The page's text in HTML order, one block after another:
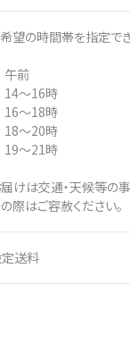
望の時間帯を指定でき
午前
14～16時
16～18時
18～20時
19～21時
けは交通・天候等の
際はご容赦ください。
送料